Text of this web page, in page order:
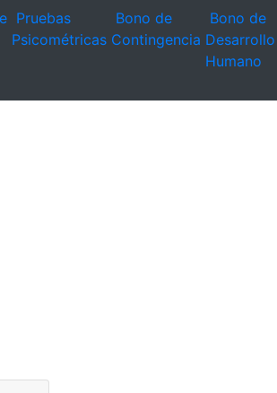
Pruebas
Psicométricas
Bono de
Contingencia
Bono de
Desarrollo
Humano